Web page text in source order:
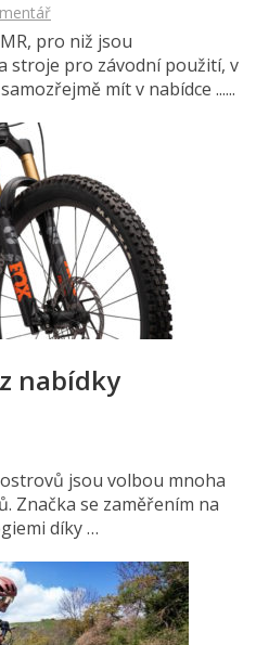
pro niž jsou
stroje pro závodní použití, v
mít v nabídce ......
nabídky
jsou volbou mnoha
Značka se zaměřením na
díky …